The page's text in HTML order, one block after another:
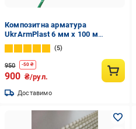
Композитна арматура
UkrArmPlast 6 мм x 100 м
Зелений (1006з)
5
950 -50 ₴
900 ₴/рул.
Доставимо